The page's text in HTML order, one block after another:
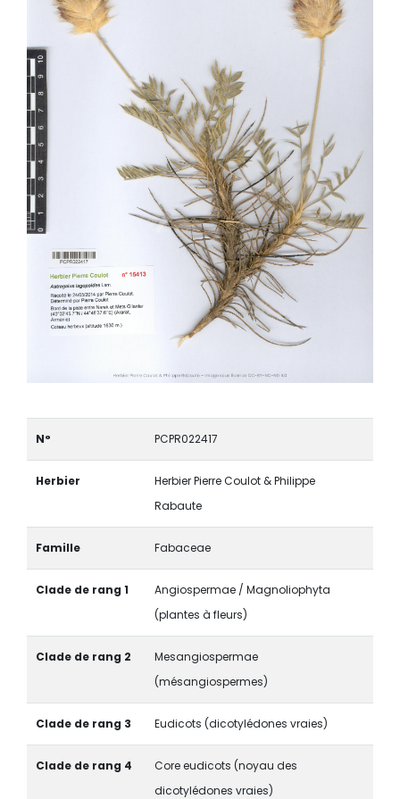
N° PCPR022417
Herbier
Herbier Pierre Coulot & Philippe
Rabaute
Famille Fabaceae
Clade de rang 1
Angiospermae / Magnoliophyta
(plantes à fleurs)
Clade de rang 2
Mesangiospermae
(mésangiospermes)
Clade de rang 3 Eudicots (dicotylédones vraies)
Clade de rang 4
Core eudicots (noyau des
dicotylédones vraies)